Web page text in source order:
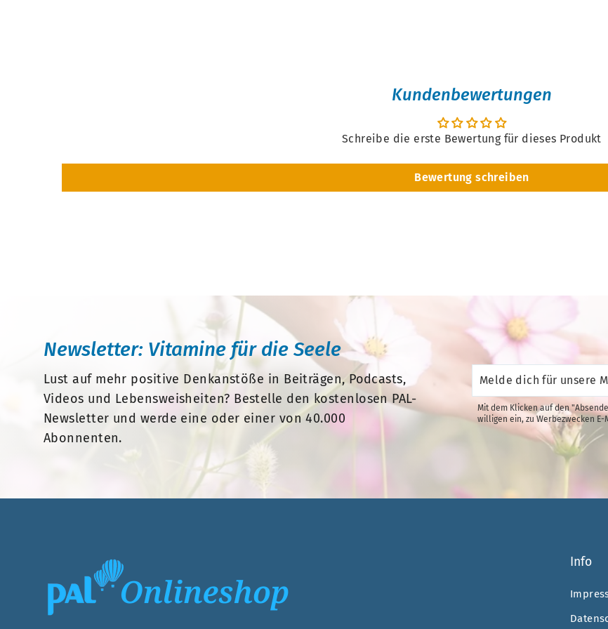
Kundenbewertungen
Schreibe die erste Bewertung für dieses Produkt
Bewertung schreiben
Newsletter: Vitamine für die Seele
Lust auf mehr positive Denkanstöße in Beiträgen, Podcasts,
Videos und Lebensweisheiten? Bestelle den kostenlosen PAL-
Newsletter und werde eine oder einer von 40.000
Abonnenten.
dich
unsere
Mailingliste
an.
Mit dem Klicken auf den
willigen ein, zu Werbezwecken
Info